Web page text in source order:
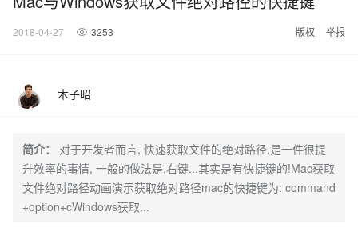
2018-04-27 3253 版权 举报
木子昭
简介：
对于开发者而言, 快速获取文件的绝对路径,是一件很提
升效率的事情, 一般的做法是,右键...其实是有快捷键的!Mac获取
文件绝对路径动画演示获取绝对路径mac的快捷键为: command
+option+cWindows获取...